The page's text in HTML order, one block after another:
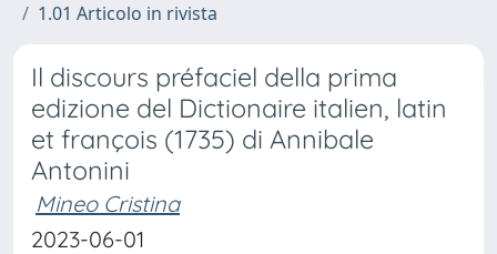
1.01 Articolo in rivista
Il discours préfaciel della prima
edizione del Dictionaire italien, latin
et françois (1735) di Annibale
Antonini
Mineo Cristina
2023-06-01